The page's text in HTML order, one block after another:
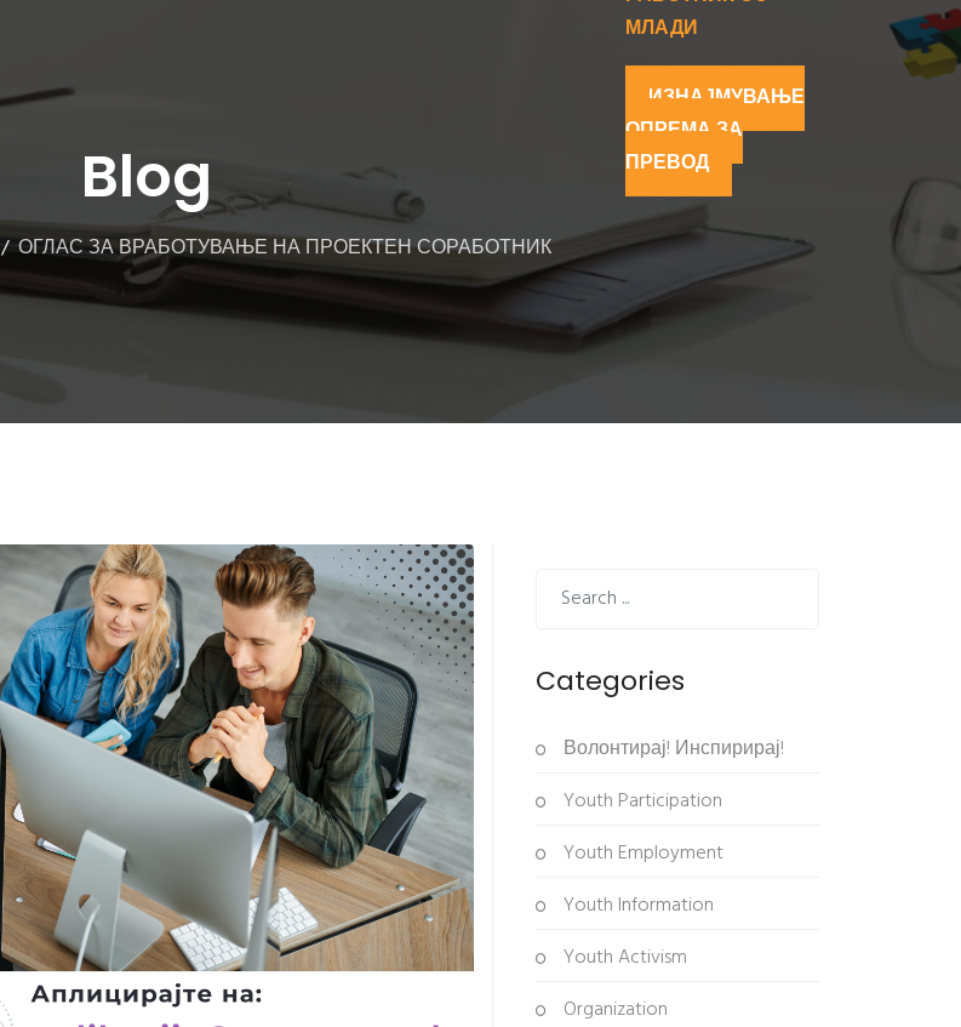
МЛАДИ
ИЗНАЈМУВАЊЕ
ОПРЕМА ЗА
ПРЕВОД
Blog
ОГЛАС ЗА ВРАБОТУВАЊЕ НА ПРОЕКТЕН СОРАБОТНИК
Categories
Волонтирај! Инспирирај!
Youth Participation
Youth Employment
Youth Information
Youth Activism
Organization